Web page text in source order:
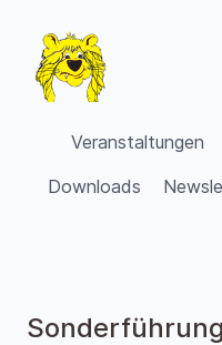
VVV Burgdorf
Veranstaltungen
Downloads